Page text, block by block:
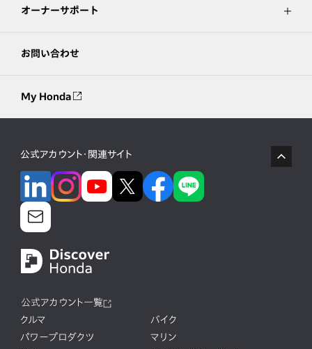
オーナーサポート
お問い合わせ
My Honda
公式アカウント・関連サイト
公式アカウント一覧
クルマ
バイク
パワープロダクツ
マリン